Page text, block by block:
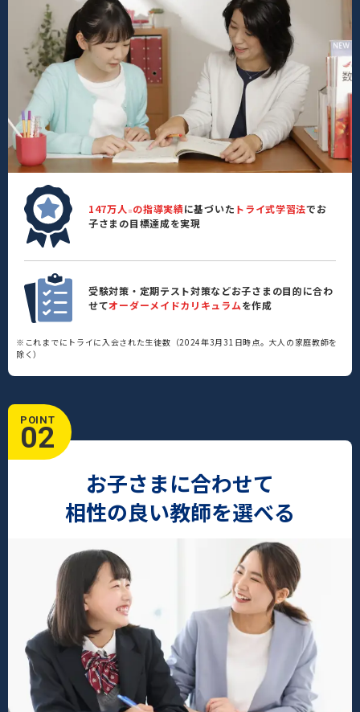
147万人 ※ の指導実績に基づいた トライ式学習法でお
子さまの目標達成を実現
受験対策・定期テスト対策などお子さまの目的に合わ
せてオーダーメイドカリキュラムを作成
※これまでにトライに入会された生徒数（2024年3月31日時点。大人の家庭教師を
除く）
POINT
02
お子さまに合わせて
相性の良い教師を選べる